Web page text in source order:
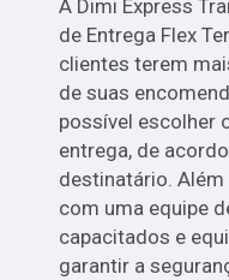
A Dimi Express
de Entrega Flex
clientes terem
de suas
possível escolher
entrega, de
destinatário.
com uma equipe
capacitados e
garantir a